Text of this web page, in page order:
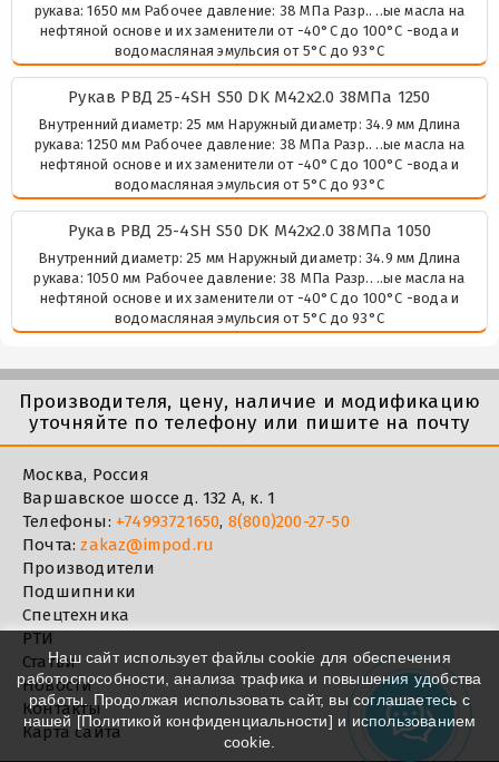
рукава: 1650 мм Рабочее давление: 38 МПа Разр.. ..ые масла на
нефтяной основе и их заменители от -40°C до 100°C -вода и
водомасляная эмульсия от 5°C до 93°C
Рукав РВД 25-4SH S50 DK М42х2.0 38МПа 1250
Внутренний диаметр: 25 мм Наружный диаметр: 34.9 мм Длина
рукава: 1250 мм Рабочее давление: 38 МПа Разр.. ..ые масла на
нефтяной основе и их заменители от -40°C до 100°C -вода и
водомасляная эмульсия от 5°C до 93°C
Рукав РВД 25-4SH S50 DK М42х2.0 38МПа 1050
Внутренний диаметр: 25 мм Наружный диаметр: 34.9 мм Длина
рукава: 1050 мм Рабочее давление: 38 МПа Разр.. ..ые масла на
нефтяной основе и их заменители от -40°C до 100°C -вода и
водомасляная эмульсия от 5°C до 93°C
Производителя, цену, наличие и модификацию
уточняйте по телефону или пишите на почту
Москва, Россия
Варшавское шоссе д. 132 А, к. 1
Телефоны: +74993721650, 8(800)200-27-50
Почта:zakaz@impod.ru
Производители
Подшипники
Спецтехника
РТИ
Статьи
Новости
Контакты
Карта сайта
Наш сайт использует файлы cookie для обеспечения
работоспособности, анализа трафика и повышения удобства
работы. Продолжая использовать сайт, вы соглашаетесь с
нашей [Политикой конфиденциальности] и использованием
cookie.